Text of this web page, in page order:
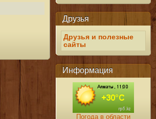
Друзья
Друзья и полезные
сайты
Информация
Погода в области